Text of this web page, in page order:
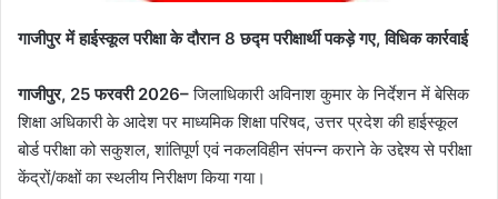
गाजीपुर में हाईस्कूल परीक्षा के दौरान 8 छद्म परीक्षार्थी पकड़े गए, विधिक कार्रवाई
गाजीपुर, 25 फरवरी 2026–जिलाधिकारी अविनाश कुमार के निर्देशन में बेसिक
शिक्षा अधिकारी के आदेश पर माध्यमिक शिक्षा परिषद, उत्तर प्रदेश की हाईस्कूल
बोर्ड परीक्षा को सकुशल, शांतिपूर्ण एवं नकलविहीन संपन्न कराने के उद्देश्य से परीक्षा
केंद्रों/कक्षों का स्थलीय निरीक्षण किया गया।